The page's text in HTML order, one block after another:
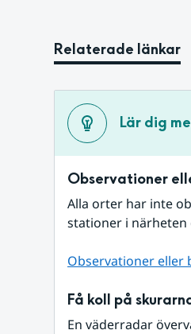
Relaterade länkar
Lär dig
Observationer
Alla orter har inte
stationer i närheten
Observationer eller
Få koll på
En väderradar